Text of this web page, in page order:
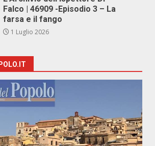
Falco | 46909 -Episodio 3 – La
farsa e il fango
1 Luglio 2026